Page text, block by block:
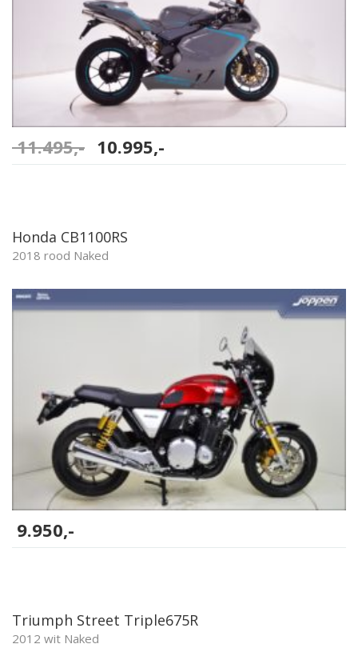
11.495,- Oorspronkelijke
prijs
10.995,-
prijs
Honda CB1100RS
2018 rood Naked
9.950,-
Triumph Street Triple675R
2012 wit Naked